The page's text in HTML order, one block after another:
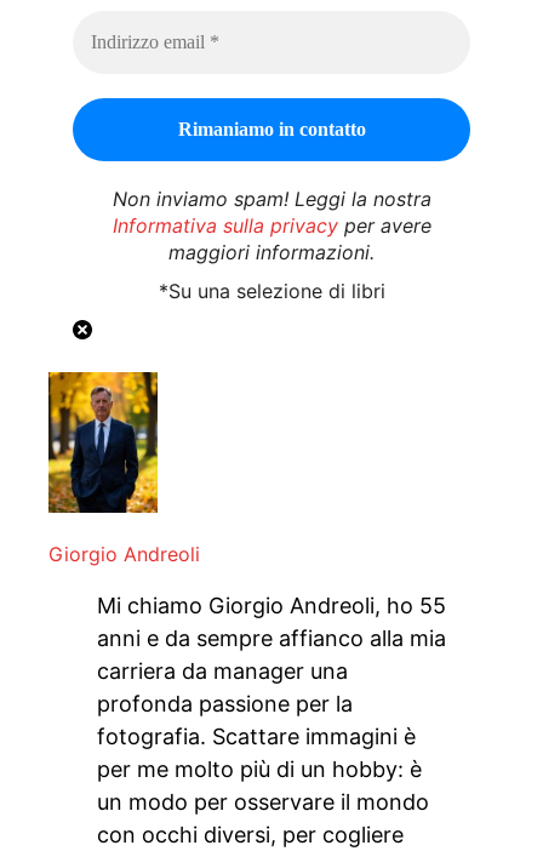
Non inviamo spam! Leggi la nostra
Informativa sulla privacyper avere
maggiori informazioni.
*Su una selezione di libri
Giorgio Andreoli
Mi chiamo Giorgio Andreoli, ho 55
anni e da sempre affianco alla mia
carriera da manager una
profonda passione per la
fotografia. Scattare immagini è
per me molto più di un hobby: è
un modo per osservare il mondo
con occhi diversi, per cogliere